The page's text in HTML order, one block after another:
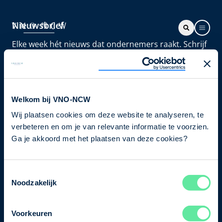
Welkom bij VNO-NCW
Wij plaatsen cookies om deze website te analyseren, te
verbeteren en om je van relevante informatie te voorzien.
Ga je akkoord met het plaatsen van deze cookies?
Noodzakelijk
Voorkeuren
Nieuwsbrief
Elke week hét nieuws dat ondernemers raakt. Schrijf
je nu in voor de VNO-NCW nieuwsbrief.
Schrijf je in
Direct naar
Ons verhaal
Bezuidenhoutseweg 12
T+31 70 349 03 49